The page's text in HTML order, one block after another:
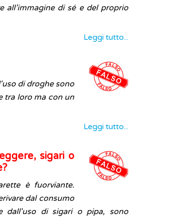
all’immagine di sé e del proprio
Leggi tutto...
di droghe sono
tra loro ma con un
Leggi tutto...
sigari o
è fuorviante.
dal consumo
dall'uso di sigari o pipa, sono